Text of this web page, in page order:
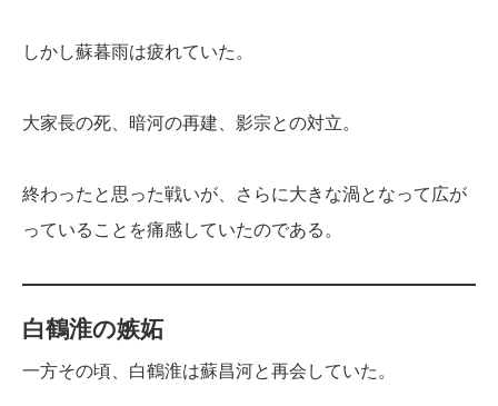
しかし蘇暮雨は疲れていた。
大家長の死、暗河の再建、影宗との対立。
終わったと思った戦いが、さらに大きな渦となって広が
っていることを痛感していたのである。
白鶴淮の嫉妬
一方その頃、白鶴淮は蘇昌河と再会していた。